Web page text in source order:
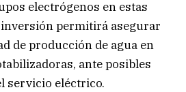
electrógenos en estas
inversión permitirá asegurar
de producción de agua en
ante posibles
servicio eléctrico.